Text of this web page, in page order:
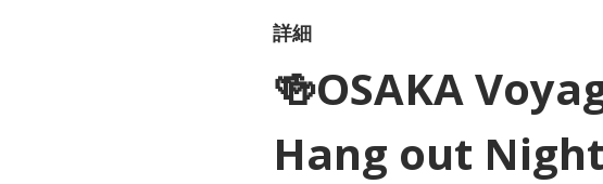
詳細
🍻OSAKA
Hang out